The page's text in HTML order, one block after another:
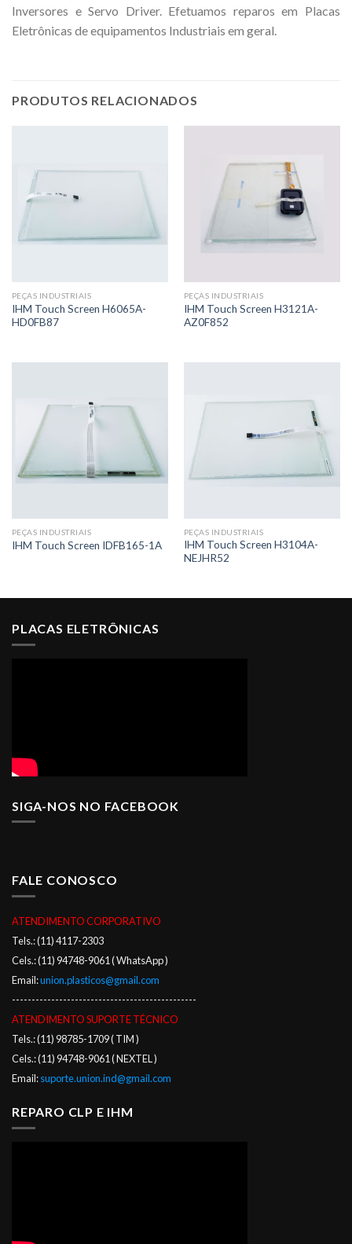
Inversores e Servo Driver. Efetuamos reparos em Placas
Eletrônicas de equipamentos Industriais em geral.
PRODUTOS RELACIONADOS
PEÇAS INDUSTRIAIS
IHM Touch Screen H6065A-
HD0FB87
PEÇAS INDUSTRIAIS
IHM Touch Screen H3121A-
AZ0F852
PEÇAS INDUSTRIAIS
IHM Touch Screen IDFB165-1A
PEÇAS INDUSTRIAIS
IHM Touch Screen H3104A-
NEJHR52
PLACAS ELETRÔNICAS
SIGA-NOS NO FACEBOOK
FALE CONOSCO
ATENDIMENTO CORPORATIVO
Tels.: (11) 4117-2303
Cels.: (11) 94748-9061 ( WhatsApp )
Email:union.plasticos@gmail.com
-----------------------------------------------
ATENDIMENTO SUPORTE TÉCNICO
Tels.: (11) 98785-1709 ( TIM )
Cels.: (11) 94748-9061 ( NEXTEL )
Email:suporte.union.ind@gmail.com
REPARO CLP E IHM